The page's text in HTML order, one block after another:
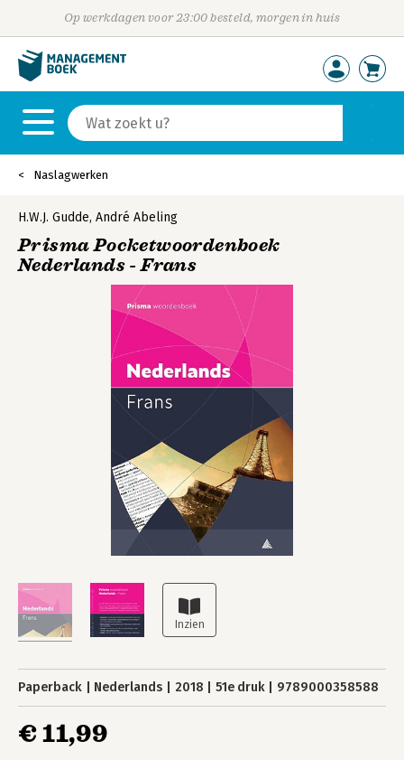
Op werkdagen voor 23:00 besteld, morgen in huis
Naslagwerken
H.W.J. Gudde, André Abeling
Prisma Pocketwoordenboek
Nederlands - Frans
Paperback Nederlands 2018 51e druk 9789000358588
€ 11,99